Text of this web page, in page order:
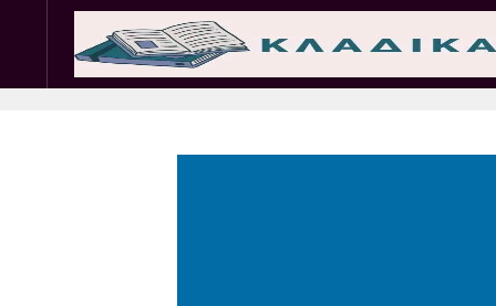
Σωματεία Εμπ.